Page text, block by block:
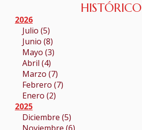
HISTÓRICO
2026
Julio (5)
Junio (8)
Mayo (3)
Abril (4)
Marzo (7)
Febrero (7)
Enero (2)
2025
Diciembre (5)